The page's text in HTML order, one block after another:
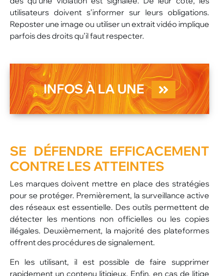
utilisateurs doivent s’informer sur leurs obligations.
Reposter une image ou utiliser un extrait vidéo implique
parfois des droits qu’il faut respecter.
INFOS À LA UNE
SE DÉFENDRE EFFICACEMENT
CONTRE LES ATTEINTES
Les marques doivent mettre en place des stratégies
pour se protéger. Premièrement, la surveillance active
des réseaux est essentielle. Des outils permettent de
détecter les mentions non officielles ou les copies
illégales. Deuxièmement, la majorité des plateformes
offrent des procédures de signalement.
En les utilisant, il est possible de faire supprimer
rapidement un contenu litigieux. Enfin, en cas de litige